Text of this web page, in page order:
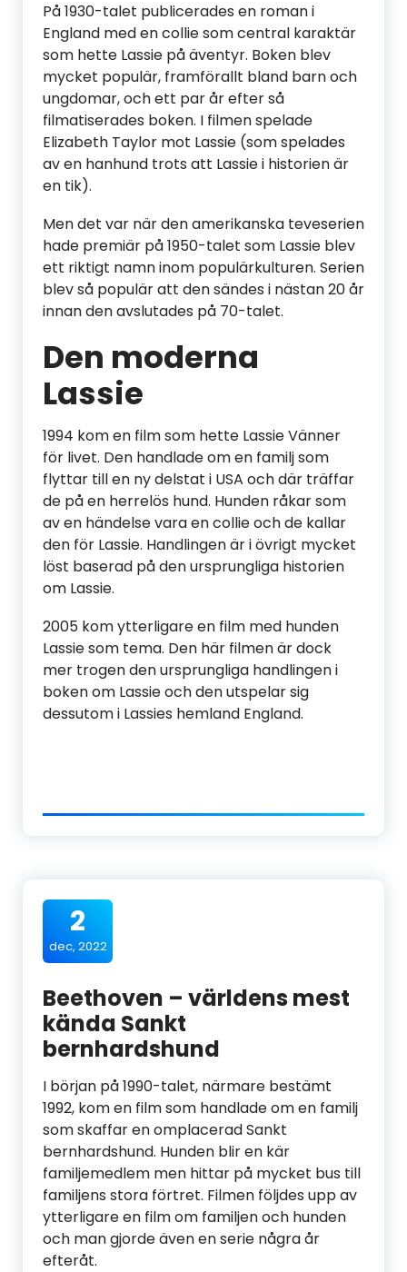
På 1930-talet publicerades en roman i
England med en collie som central karaktär
som hette Lassie på äventyr. Boken blev
mycket populär, framförallt bland barn och
ungdomar, och ett par år efter så
filmatiserades boken. I filmen spelade
Elizabeth Taylor mot Lassie (som spelades
av en hanhund trots att Lassie i historien är
en tik).
Men det var när den amerikanska teveserien
hade premiär på 1950-talet som Lassie blev
ett riktigt namn inom populärkulturen. Serien
blev så populär att den sändes i nästan 20 år
innan den avslutades på 70-talet.
Den moderna
Lassie
1994 kom en film som hette Lassie Vänner
för livet. Den handlade om en familj som
flyttar till en ny delstat i USA och där träffar
de på en herrelös hund. Hunden råkar som
av en händelse vara en collie och de kallar
den för Lassie. Handlingen är i övrigt mycket
löst baserad på den ursprungliga historien
om Lassie.
2005 kom ytterligare en film med hunden
Lassie som tema. Den här filmen är dock
mer trogen den ursprungliga handlingen i
boken om Lassie och den utspelar sig
dessutom i Lassies hemland England.
2
dec, 2022
Beethoven – världens mest
kända Sankt
bernhardshund
I början på 1990-talet, närmare bestämt
1992, kom en film som handlade om en familj
som skaffar en omplacerad Sankt
bernhardshund. Hunden blir en kär
familjemedlem men hittar på mycket bus till
familjens stora förtret. Filmen följdes upp av
ytterligare en film om familjen och hunden
och man gjorde även en serie några år
efteråt.